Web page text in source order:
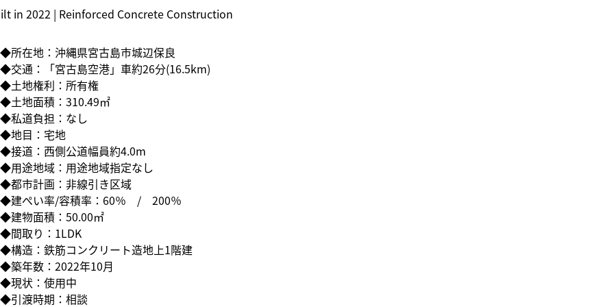
in 2022 | Reinforced Concrete Construction
◆所在地：沖縄県宮古島市城辺保良
◆交通：「宮古島空港」車約26分(16.5km)
◆土地権利：所有権
◆土地面積：310.49㎡
◆私道負担：なし
◆地目：宅地
◆接道：西側公道幅員約4.0m
◆用途地域：用途地域指定なし
◆都市計画：非線引き区域
◆建ぺい率/容積率：60％ / 200％
◆建物面積：50.00㎡
◆間取り：1LDK
◆構造：鉄筋コンクリート造地上1階建
◆築年数：2022年10月
◆現状：使用中
◆引渡時期：相談